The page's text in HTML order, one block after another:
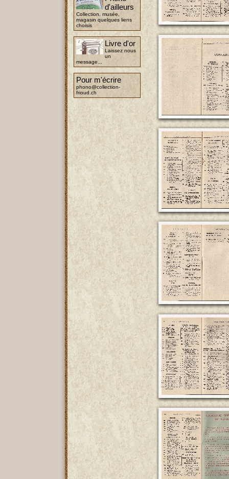
d'ailleurs
Collection, musée,
magasin quelques liens
choisis
Livre d'or
Laissez nous
un
message...
Pour m'écrire
phono@collection-
frioud.ch